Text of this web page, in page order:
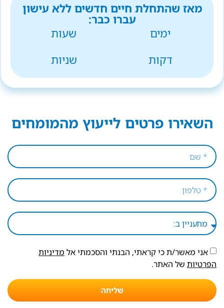
מאז שהתחלת חיים חדשים ללא עישון
עברו כבר:
ימים
שעות
דקות
שניות
השאירו פרטים לייעוץ מהמומחים
אני מאשר/ת כי קראתי, הבנתי והסכמתי אל מדיניות
הפרטיות של האתר.
שליחה